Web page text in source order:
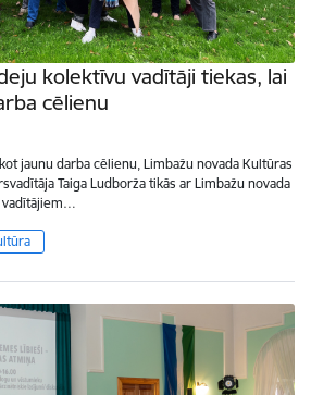
kolektīvu vadītāji tiekas, lai
cēlienu
jaunu darba cēlienu, Limbažu novada Kultūras
Taiga Ludborža tikās ar Limbažu novada
vadītājiem…